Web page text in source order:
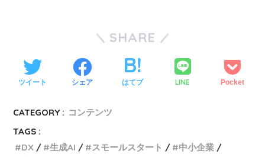
SHARE
ツイート シェア はてブ LINE Pocket
CATEGORY : コンテンツ
TAGS :
DX
生成AI スモールスタート
中小企業